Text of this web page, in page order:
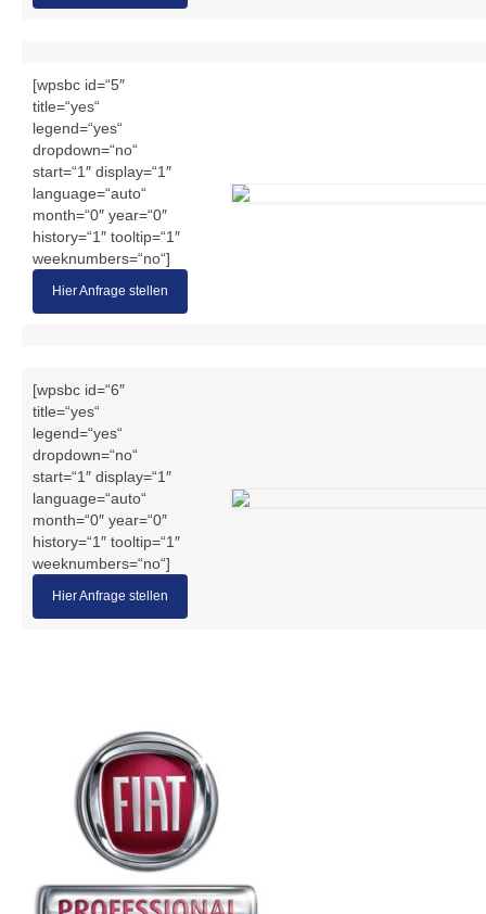
[wpsbc id=“5″
title=“yes“
legend=“yes“
dropdown=“no“
start=“1″ display=“1″
language=“auto“
month=“0″ year=“0″
history=“1″ tooltip=“1″
weeknumbers=“no“]
Hier Anfrage stellen
[wpsbc id=“6″
title=“yes“
legend=“yes“
dropdown=“no“
start=“1″ display=“1″
language=“auto“
month=“0″ year=“0″
history=“1″ tooltip=“1″
weeknumbers=“no“]
Hier Anfrage stellen